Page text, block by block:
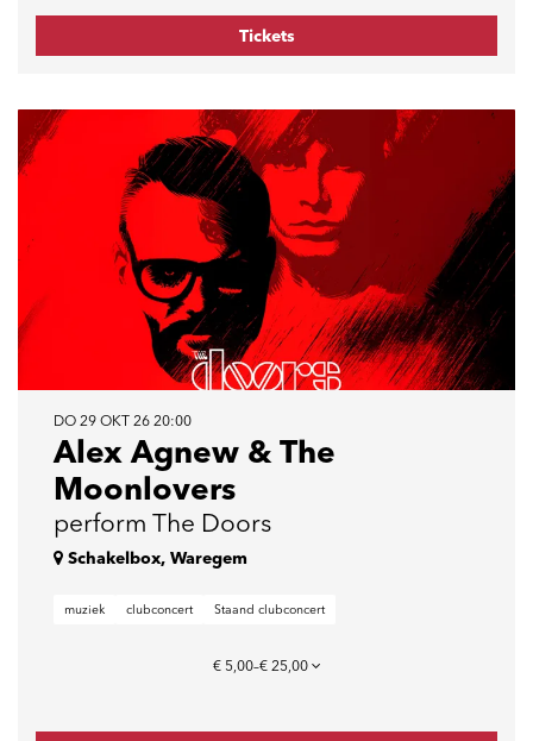
Tickets
Alex Agnew & The
Moonlovers
perform The Doors
DO 29 OKT 26 20:00
Schakelbox, Waregem
muziek clubconcert Staand clubconcert
€ 5,00–€ 25,00